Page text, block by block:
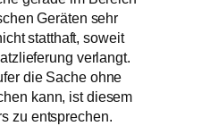
Geräten sehr
statthaft, soweit
verlangt.
die Sache ohne
kann, ist diesem
zu entsprechen.